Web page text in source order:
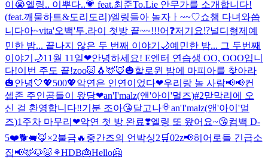
이😭엘링.. 이뿌다..💗 feat.최준To.Lie 안무가를 소개합니다!
(feat.깨물하트&도리도리)엘링들아 놀자ㅏ~~♡쇼챔 다녀와씁
니다아~vita'오백'투.라이 첫방 끝~~!!!어❓저기요⁉️널디형제 예
민한 밤... 끝나지 않은 두 번째 이야기🌙예민한 밤... 그 두번째
이야기🌙11월 11일❤안녕하세요! E엔터 연습생 OO, OOO입니
다!이번 주도 끝!zoo🐷🐧🦌🦊🎃할로윈 밤에 마피아를 찾아라
🎃안녕🤍💖500💖악연은 인연이었다❤우리랑 놀 사람📢📢컨
셉존 주인공들이 왔당❤an'I'malz(앤'아이'멀즈)#2맏막리에 오
신 걸 환영합니다‼️기분 조아😘달고나🍭an'I'malz(앤'아이'멀
즈)1주차 마무리❤악연 첫 방 완료❣️엘링 또 왔어요~😘컴백 D-
5❤️🐕🐖🦊×2불금🔥 중간즈의 언박싱2🛒02z📢히어로들 긴급소
집📢🦌🐶🐷⚘HDB🎂Hello🤗